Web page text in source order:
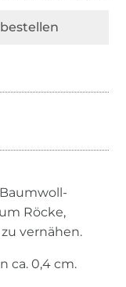
Röcke,
vernähen.
ca. 0,4 cm.